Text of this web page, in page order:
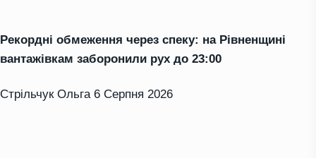
Рекордні обмеження через спеку: на Рівненщині
вантажівкам заборонили рух до 23:00
Стрільчук Ольга 6 Серпня 2026